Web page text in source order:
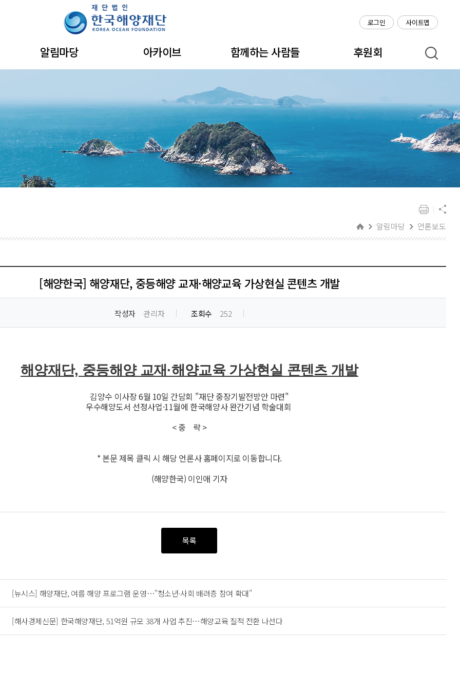
본문 바로가기
주메뉴 바로가기
하단 바로가기
로그인 사이트맵
알림마당 아카이브 함께하는 사람들 후원회
알림마당 언론보도
[해양한국] 해양재단, 중등해양 교재·해양교육 가상현실 콘텐츠 개발
작성자 관리자 조회수 252
해양재단, 중등해양 교재·해양교육 가상현실 콘텐츠 개발
김양수 이사장 6월 10일 간담회 "재단 중장기발전방안 마련"
우수해양도서 선정사업·11월에 한국해양사 완간기념 학술대회
< 중 략 >
* 본문 제목 클릭 시 해당 언론사 홈페이지로 이동합니다.
(해양한국) 이인애 기자
목록
[뉴시스] 해양재단, 여름 해양 프로그램 운영…"청소년·사회 배려층 참여 확대"
[해사경제신문] 한국해양재단, 51억원 규모 38개 사업 추진…해양교육 질적 전환 나선다